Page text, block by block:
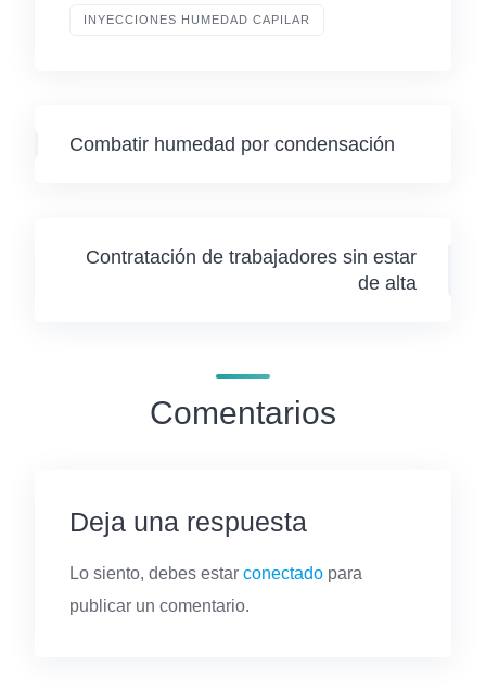
INYECCIONES HUMEDAD CAPILAR
Combatir humedad por condensación
Contratación de trabajadores sin estar
de alta
Comentarios
Deja una respuesta
Lo siento, debes estar conectado para
publicar un comentario.